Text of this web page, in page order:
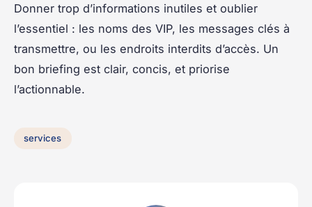
Donner trop d’informations inutiles et oublier
l’essentiel : les noms des VIP, les messages clés à
transmettre, ou les endroits interdits d’accès. Un
bon briefing est clair, concis, et priorise
l’actionnable.
services